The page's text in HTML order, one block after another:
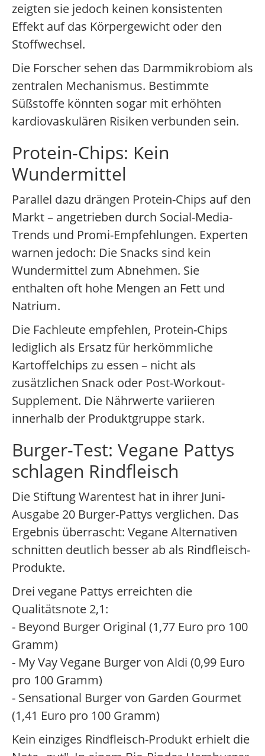
zeigten sie jedoch keinen konsistenten
Effekt auf das Körpergewicht oder den
Stoffwechsel.
Die Forscher sehen das Darmmikrobiom als
zentralen Mechanismus. Bestimmte
Süßstoffe könnten sogar mit erhöhten
kardiovaskulären Risiken verbunden sein.
Protein-Chips: Kein
Wundermittel
Parallel dazu drängen Protein-Chips auf den
Markt – angetrieben durch Social-Media-
Trends und Promi-Empfehlungen. Experten
warnen jedoch: Die Snacks sind kein
Wundermittel zum Abnehmen. Sie
enthalten oft hohe Mengen an Fett und
Natrium.
Die Fachleute empfehlen, Protein-Chips
lediglich als Ersatz für herkömmliche
Kartoffelchips zu essen – nicht als
zusätzlichen Snack oder Post-Workout-
Supplement. Die Nährwerte variieren
innerhalb der Produktgruppe stark.
Burger-Test: Vegane Pattys
schlagen Rindfleisch
Die Stiftung Warentest hat in ihrer Juni-
Ausgabe 20 Burger-Pattys verglichen. Das
Ergebnis überrascht: Vegane Alternativen
schnitten deutlich besser ab als Rindfleisch-
Produkte.
Drei vegane Pattys erreichten die
Qualitätsnote 2,1:
- Beyond Burger Original (1,77 Euro pro 100
Gramm)
- My Vay Vegane Burger von Aldi (0,99 Euro
pro 100 Gramm)
- Sensational Burger von Garden Gourmet
(1,41 Euro pro 100 Gramm)
Kein einziges Rindfleisch-Produkt erhielt die